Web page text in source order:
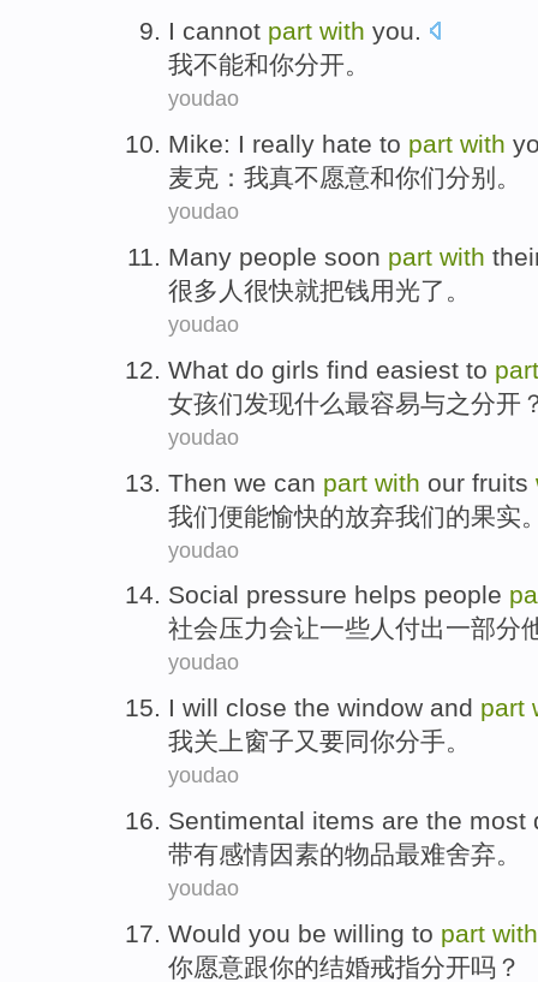
I cannot part with you.
我不能和你分开。
youdao
Mike: I really hate to part with
麦克 ： 我真不愿意和你们分别。
youdao
Many people soon part with
很多 人 很快就把钱用光了。
youdao
What do girls find easiest to part
女孩们发现什么最容易与之分开
youdao
Then we can part with our fruits
我们便能愉快的放弃我们的果实
youdao
Social pressure helps people
社会压力会让一些人 付出一部分
youdao
I will close the window and part
我关上窗子又要同你分手。
youdao
Sentimental items are the most
带有感情因素的物品最难舍弃。
youdao
Would you be willing to part with
你愿意跟你的结婚戒指分开吗？